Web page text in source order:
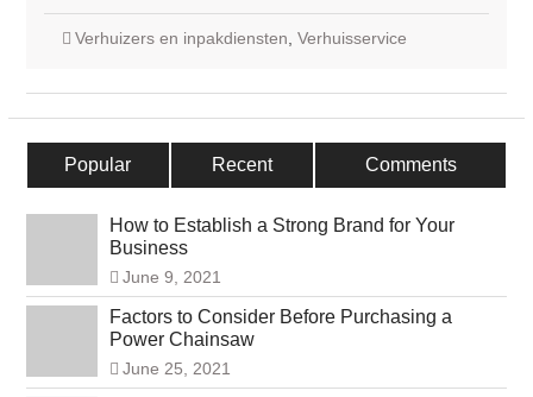
Verhuizers en inpakdiensten, Verhuisservice
Popular Recent Comments
How to Establish a Strong Brand for Your
Business
June 9, 2021
Factors to Consider Before Purchasing a
Power Chainsaw
June 25, 2021